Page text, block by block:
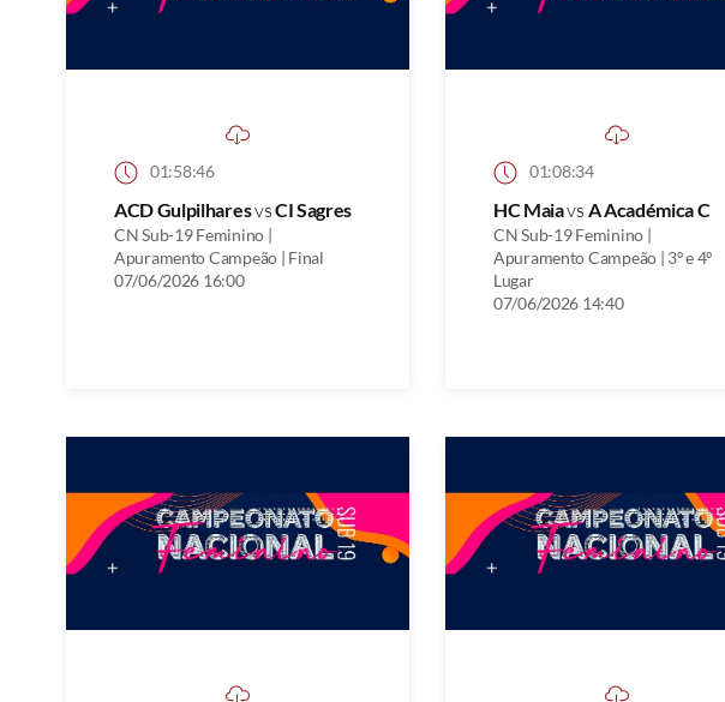
01:58:46
ACD GulpilharesvsCI Sagres
CN Sub-19 Feminino |
Apuramento Campeão | Final
07/06/2026 16:00
01:08:34
HC Maiavs A Académica C
CN Sub-19 Feminino |
Apuramento Campeão | 3º e 4º
Lugar
07/06/2026 14:40